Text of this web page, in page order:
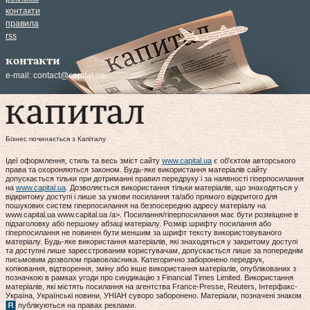
контакти
правила
rss
контакти
e-mail: contact@capital.ua
Бізнес починається з Капіталу
Ідеї оформлення, стиль та весь зміст сайту www.capital.ua є об'єктом авторського
права та охороняються законом. Будь-яке використання матеріалів сайту
допускається тільки при дотриманні правил передруку і за наявності гіперпосилання
на www.capital.ua. Дозволяється використання тільки матеріалів, що знаходяться у
відкритому доступі і лише за умови посилання та/або прямого відкритого для
пошукових систем гіперпосилання на безпосередню адресу матеріалу на
www.capital.ua www.capital.ua /a>. Посилання/гіперпосилання має бути розміщене в
підзаголовку або першому абзаці матеріалу. Розмір шрифту посилання або
гіперпосилання не повинен бути меншим за шрифт тексту використовуваного
матеріалу. Будь-яке використання матеріалів, які знаходяться у закритому доступі
та доступні лише зареєстрованим користувачам, допускається лише за попереднім
письмовим дозволом правовласника. Категорично заборонено передрук,
копіювання, відтворення, зміну або інше використання матеріалів, опублікованих з
позначкою в рамках угоди про синдикацію з Financial Times Limited. Використання
матеріалів, які містять посилання на агентства France-Presse, Reuters, Інтерфакс-
Україна, Українські новини, УНІАН суворо заборонено. Матеріали, позначені знаком
публікуються на правах реклами.